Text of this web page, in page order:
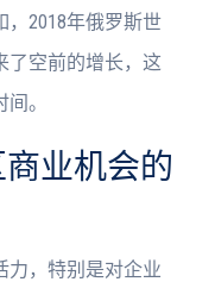
2018年俄罗斯世
了空前的增长，这
。
业机会的
力，特别是对企业